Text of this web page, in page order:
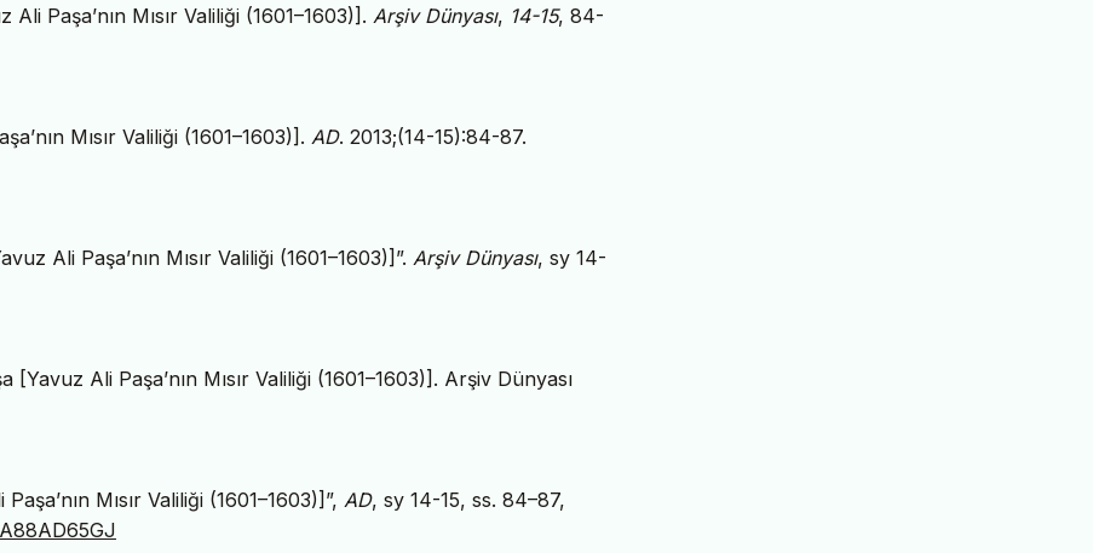
Paşa’nın Mısır Valiliği (1601–1603)]. Arşiv Dünyası, 14-15, 84-
Mısır Valiliği (1601–1603)]. AD. 2013;(14-15):84-87.
Ali Paşa’nın Mısır Valiliği (1601–1603)]”. Arşiv Dünyası, sy 14-
Ali Paşa’nın Mısır Valiliği (1601–1603)]. Arşiv Dünyası
Mısır Valiliği (1601–1603)]”, AD, sy 14-15, ss. 84–87,